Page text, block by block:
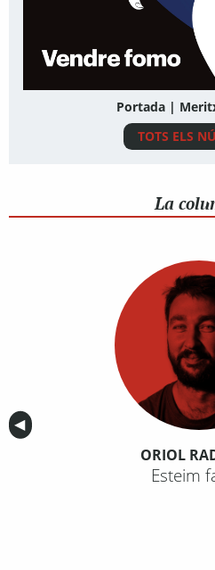
Portada |
TOTS ELS
La
Anterior
◀︎
ORIOL
Esteim